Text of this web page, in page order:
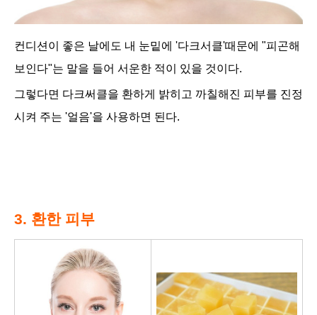
컨디션이 좋은 날에도 내 눈밑에 '다크서클'때문에 "피곤해
보인다"는 말을 들어 서운한 적이 있을 것이다.
그렇다면 다크써클을 환하게 밝히고 까칠해진 피부를 진정
시켜 주는 '얼음'을 사용하면 된다.
3. 환한 피부